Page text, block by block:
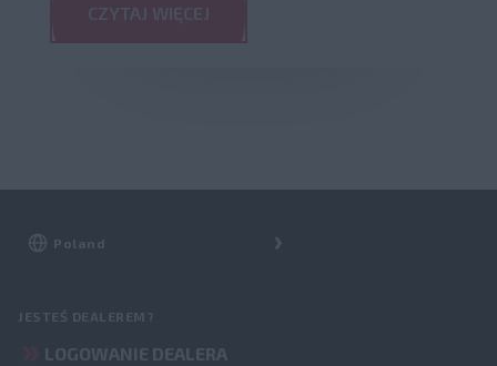
CZYTAJ WIĘCEJ
JESTEŚ DEALEREM?
LOGOWANIE DEALERA